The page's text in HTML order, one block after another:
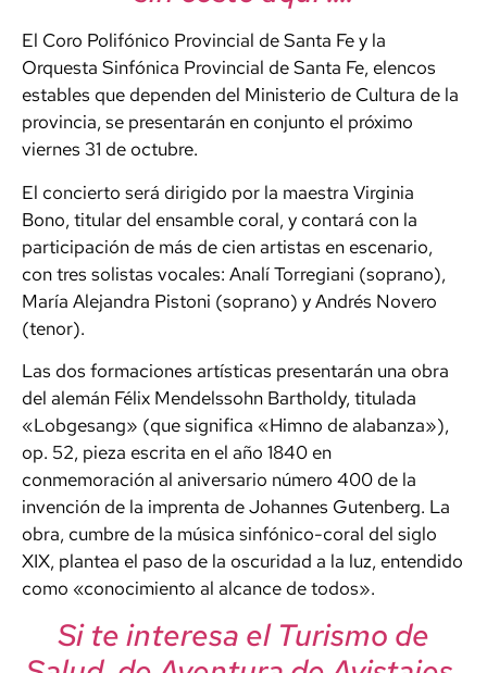
El Coro Polifónico Provincial de Santa Fe y la
Orquesta Sinfónica Provincial de Santa Fe, elencos
estables que dependen del Ministerio de Cultura de la
provincia, se presentarán en conjunto el próximo
viernes 31 de octubre.
El concierto será dirigido por la maestra Virginia
Bono, titular del ensamble coral, y contará con la
participación de más de cien artistas en escenario,
con tres solistas vocales: Analí Torregiani (soprano),
María Alejandra Pistoni (soprano) y Andrés Novero
(tenor).
Las dos formaciones artísticas presentarán una obra
del alemán Félix Mendelssohn Bartholdy, titulada
«Lobgesang» (que significa «Himno de alabanza»),
op. 52, pieza escrita en el año 1840 en
conmemoración al aniversario número 400 de la
invención de la imprenta de Johannes Gutenberg. La
obra, cumbre de la música sinfónico-coral del siglo
XIX, plantea el paso de la oscuridad a la luz, entendido
como «conocimiento al alcance de todos».
Si te interesa el Turismo de